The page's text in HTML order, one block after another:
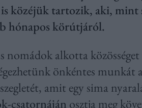
közéjük tartozik, aki, mint
hónapos körútjáról.
nomádok alkotta
önkéntes
amit egy sima
csatornáján osztja meg